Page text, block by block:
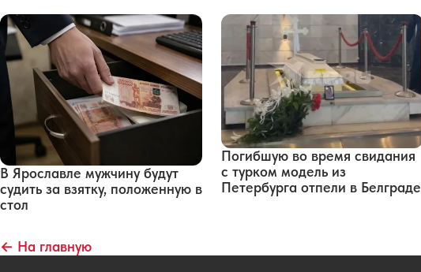
В Ярославле мужчину будут
судить за взятку, положенную в
стол
Погибшую во время свидания
с турком модель из
Петербурга отпели в Белграде
← На главную